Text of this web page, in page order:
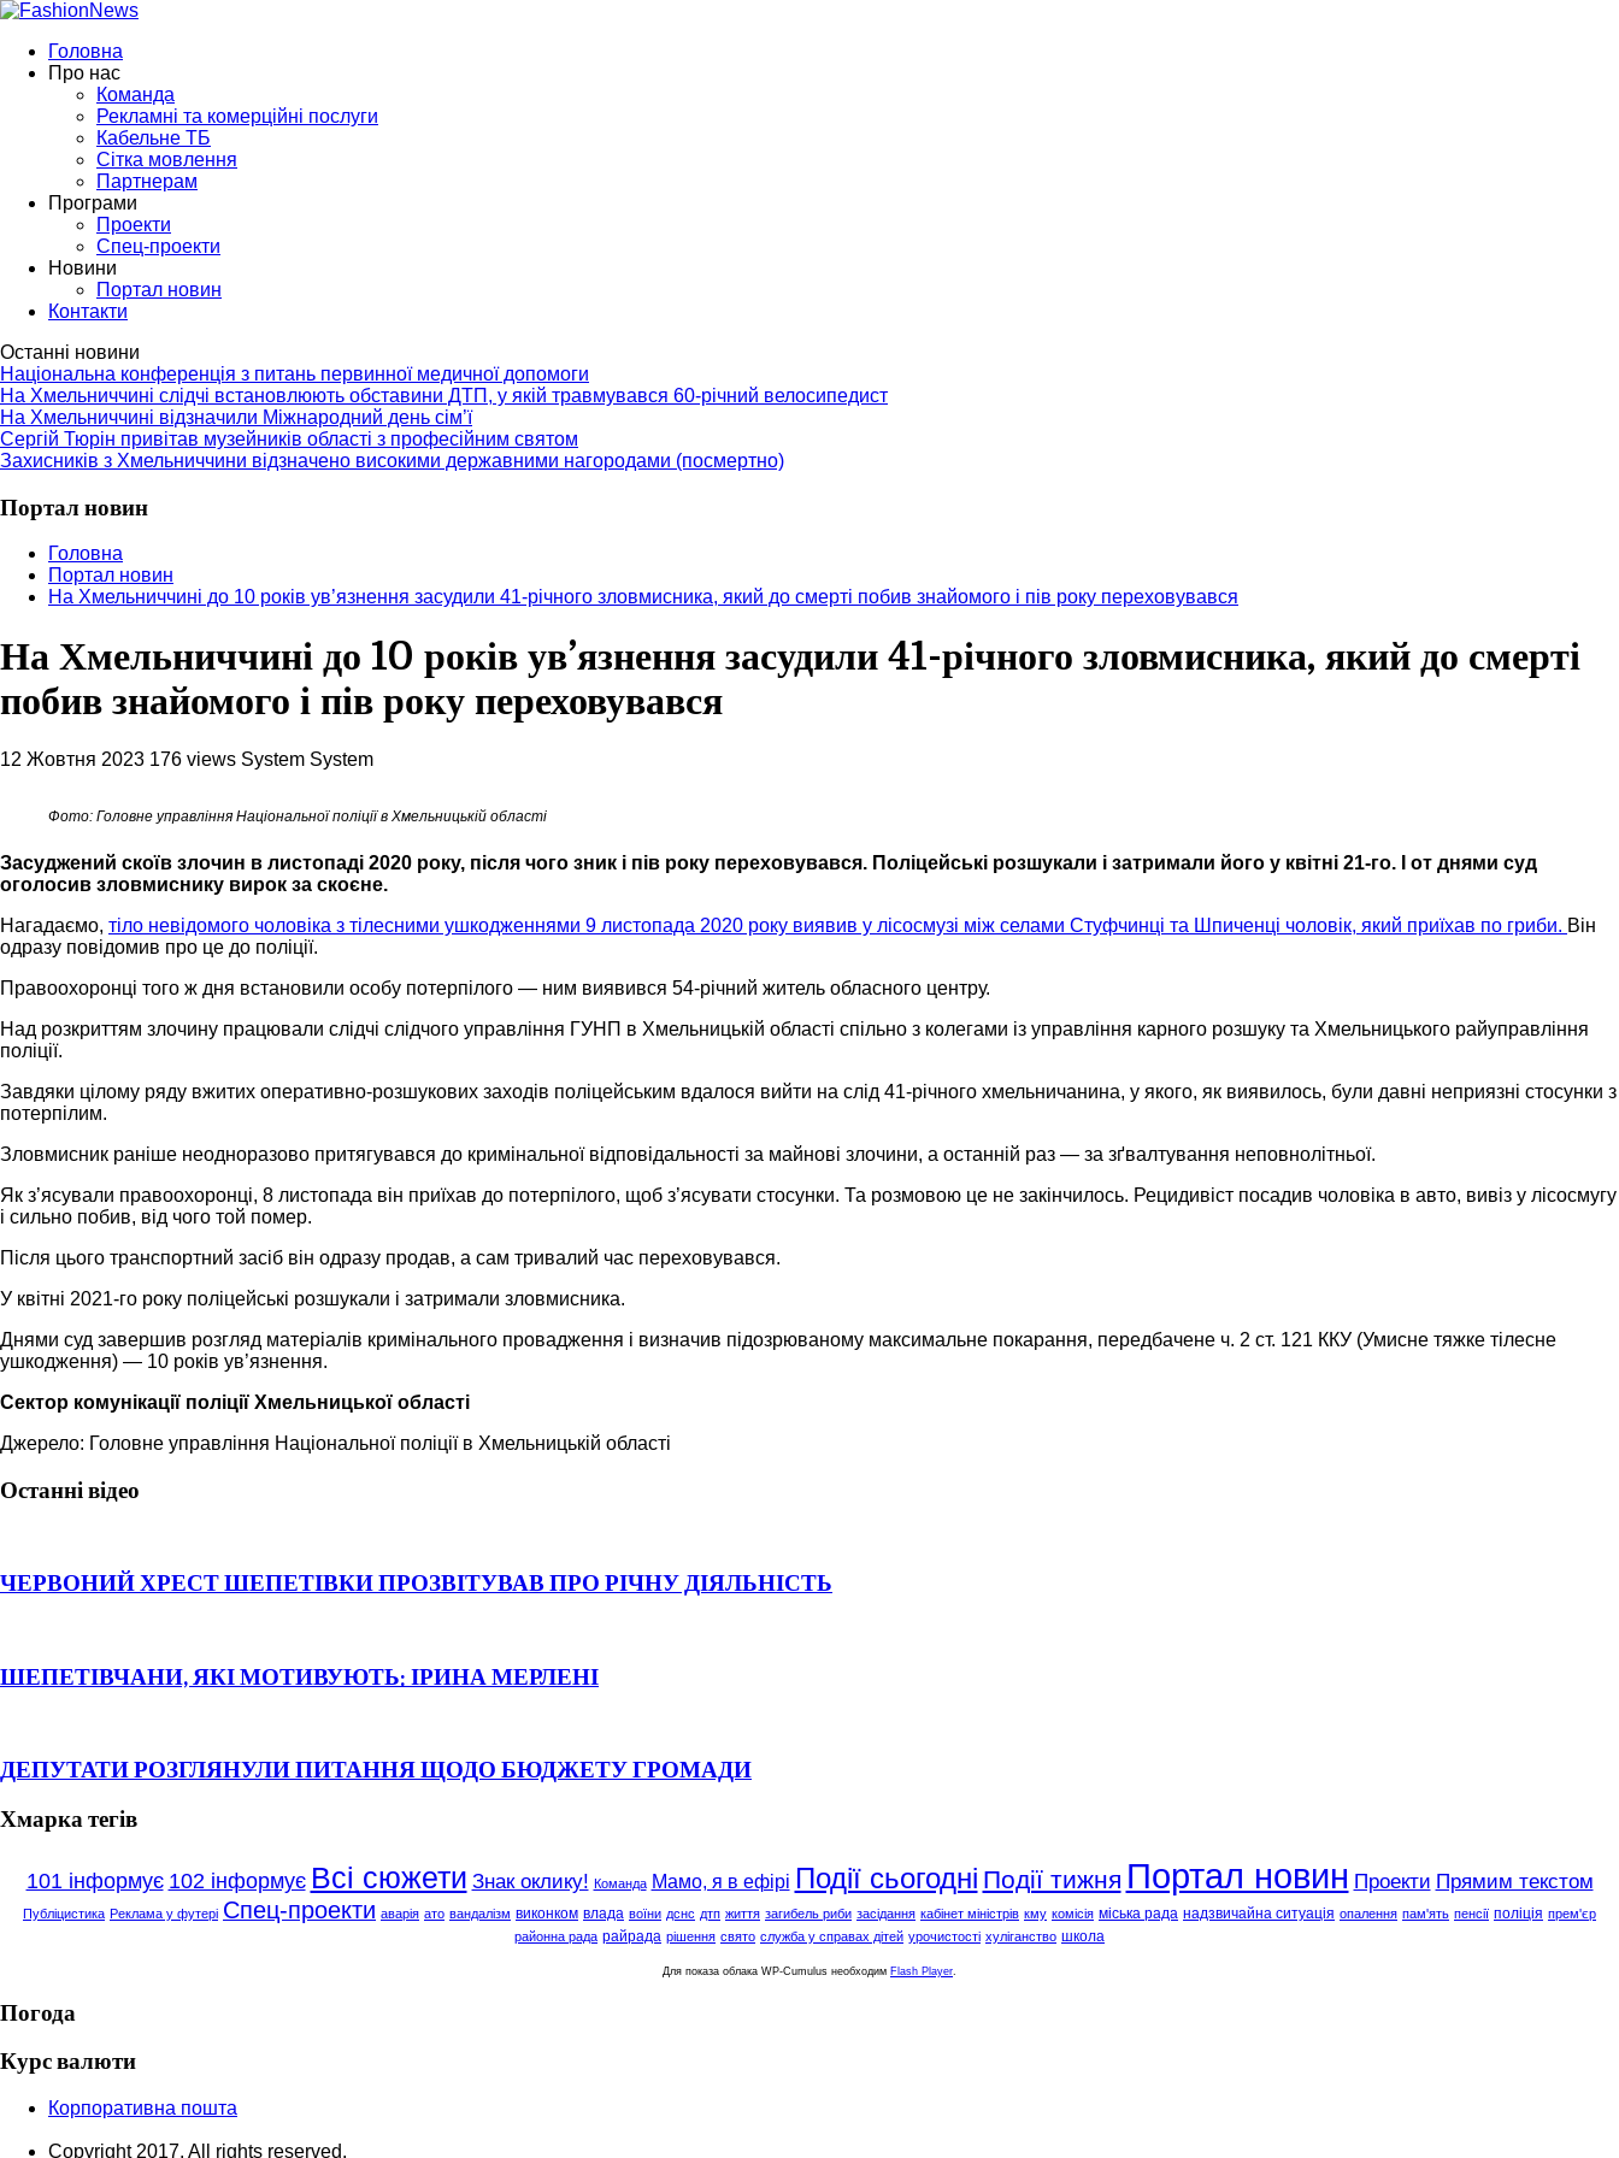
Головна
Про нас
Команда
Рекламні та комерційні послуги
Кабельне ТБ
Сітка мовлення
Партнерам
Програми
Проекти
Спец-проекти
Новини
Портал новин
Контакти
Останні новини
Національна конференція з питань первинної медичної допомоги
На Хмельниччині слідчі встановлюють обставини ДТП, у якій травмувався 60-річний велосипедист
На Хмельниччині відзначили Міжнародний день сім’ї
Сергій Тюрін привітав музейників області з професійним святом
Захисників з Хмельниччини відзначено високими державними нагородами (посмертно)
Портал новин
Головна
Портал новин
На Хмельниччині до 10 років ув’язнення засудили 41-річного зловмисника, який до смерті побив знайомого і пів року переховувався
На Хмельниччині до 10 років ув’язнення засудили 41-річного зловмисника, який до смерті
побив знайомого і пів року переховувався
12 Жовтня 2023 176 views System System
Фото: Головне управління Національної поліції в Хмельницькій області
Засуджений скоїв злочин в листопаді 2020 року, після чого зник і пів року переховувався. Поліцейські розшукали і затримали його у квітні 21-го. І от днями суд
оголосив зловмиснику вирок за скоєне.
Нагадаємо, тіло невідомого чоловіка з тілесними ушкодженнями 9 листопада 2020 року виявив у лісосмузі між селами Стуфчинці та Шпиченці чоловік, який приїхав по гриби. Він
одразу повідомив про це до поліції.
Правоохоронці того ж дня встановили особу потерпілого — ним виявився 54-річний житель обласного центру.
Над розкриттям злочину працювали слідчі слідчого управління ГУНП в Хмельницькій області спільно з колегами із управління карного розшуку та Хмельницького райуправління
поліції.
Завдяки цілому ряду вжитих оперативно-розшукових заходів поліцейським вдалося вийти на слід 41-річного хмельничанина, у якого, як виявилось, були давні неприязні стосунки з
потерпілим.
Зловмисник раніше неодноразово притягувався до кримінальної відповідальності за майнові злочини, а останній раз — за зґвалтування неповнолітньої.
Як з’ясували правоохоронці, 8 листопада він приїхав до потерпілого, щоб з’ясувати стосунки. Та розмовою це не закінчилось. Рецидивіст посадив чоловіка в авто, вивіз у лісосмугу
і сильно побив, від чого той помер.
Після цього транспортний засіб він одразу продав, а сам тривалий час переховувався.
У квітні 2021-го року поліцейські розшукали і затримали зловмисника.
Днями суд завершив розгляд матеріалів кримінального провадження і визначив підозрюваному максимальне покарання, передбачене ч. 2 ст. 121 ККУ (Умисне тяжке тілесне
ушкодження) — 10 років ув’язнення.
Сектор комунікації поліції Хмельницької області
Джерело: Головне управління Національної поліції в Хмельницькій області
Останні відео
ЧЕРВОНИЙ ХРЕСТ ШЕПЕТІВКИ ПРОЗВІТУВАВ ПРО РІЧНУ ДІЯЛЬНІСТЬ
ШЕПЕТІВЧАНИ, ЯКІ МОТИВУЮТЬ: ІРИНА МЕРЛЕНІ
ДЕПУТАТИ РОЗГЛЯНУЛИ ПИТАННЯ ЩОДО БЮДЖЕТУ ГРОМАДИ
Хмарка тегів
101 інформує 102 інформує Всі сюжети Знак оклику! Команда Мамо, я в ефірі Події сьогодні Події тижня Портал новин Проекти Прямим текстом
Публіцистика Реклама у футері Спец-проекти аварія ато вандалізм виконком влада воїни дснс дтп життя загибель риби засідання кабінет міністрів кму комісія міська рада надзвичайна ситуація опалення пам'ять пенсії поліція прем'єр
районна рада райрада рішення свято служба у справах дітей урочистості хуліганство школа
Для показа облака WP-Cumulus необходим Flash Player
Погода
Курс валюти
Корпоративна пошта
Copyright 2017. All rights reserved.